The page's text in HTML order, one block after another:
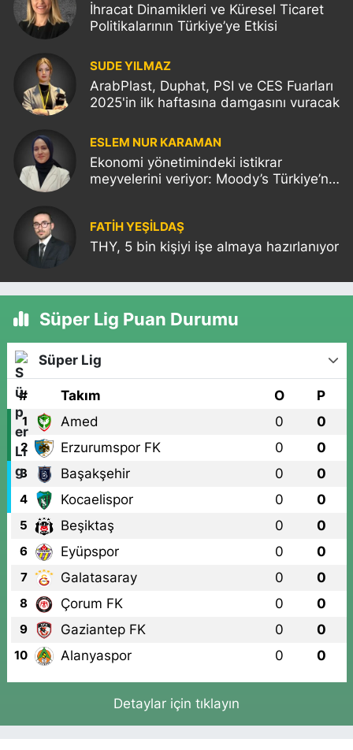
İhracat Dinamikleri ve Küresel Ticaret
Politikalarının Türkiye’ye Etkisi
SUDE YILMAZ
ArabPlast, Duphat, PSI ve CES Fuarları
2025'in ilk haftasına damgasını vuracak
ESLEM NUR KARAMAN
Ekonomi yönetimindeki istikrar
meyvelerini veriyor: Moody’s Türkiye’nin
FATIH YEŞİLDAŞ
THY, 5 bin kişiyi işe almaya hazırlanıyor
Süper Lig Puan Durumu
Süper Lig
# Takım O P
1 Amed 0 0
2 Erzurumspor FK 0 0
3 Başakşehir 0 0
4 Kocaelispor 0 0
5 Beşiktaş 0 0
6 Eyüpspor 0 0
7 Galatasaray 0 0
8 Çorum FK 0 0
9 Gaziantep FK 0 0
10 Alanyaspor 0 0
Detaylar için tıklayın